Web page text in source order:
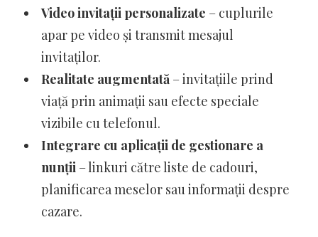
Video invitații personalizate – cuplurile
apar pe video și transmit mesajul
invitaților.
Realitate augmentată – invitațiile prind
viață prin animații sau efecte speciale
vizibile cu telefonul.
Integrare cu aplicații de gestionare a
nunții – linkuri către liste de cadouri,
planificarea meselor sau informații despre
cazare.